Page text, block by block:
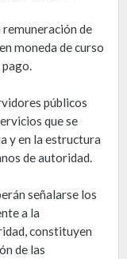
de
moneda de curso
públicos
que se
y en la estructura
de autoridad.
señalarse los
a la
constituyen
de las